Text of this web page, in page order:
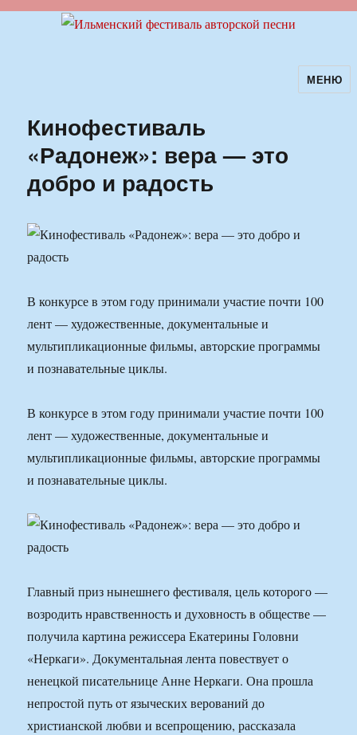
Ильменский фестиваль авторскойМЕНЮ
Кинофестиваль
«Радонеж»: вера — это
добро и радость
В конкурсе в этом году принимали участие почти 100
лент — художественные, документальные и
мультипликационные фильмы, авторские программы
и познавательные циклы.
В конкурсе в этом году принимали участие почти 100
лент — художественные, документальные и
мультипликационные фильмы, авторские программы
и познавательные циклы.
Главный приз нынешнего фестиваля, цель которого —
возродить нравственность и духовность в обществе —
получила картина режиссера Екатерины Головни
«Неркаги». Документальная лента повествует о
ненецкой писательнице Анне Неркаги. Она прошла
непростой путь от языческих верований до
христианской любви и всепрощению, рассказала